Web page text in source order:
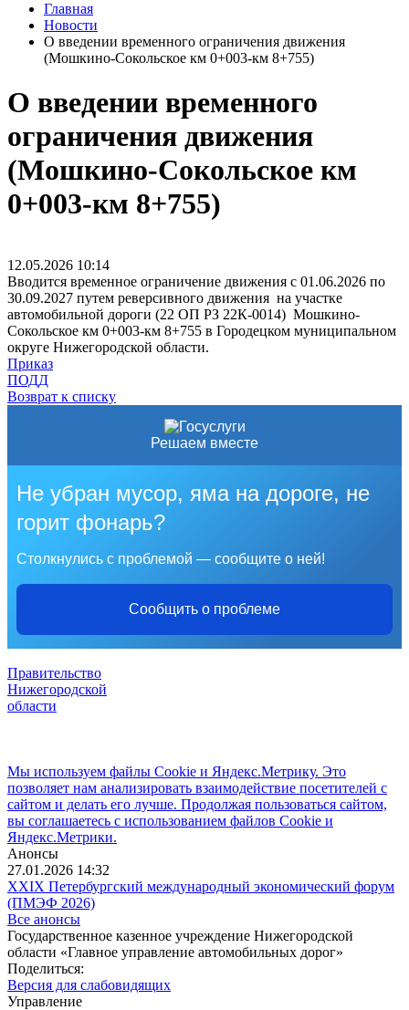
Главная
Новости
О введении временного ограничения движения
(Мошкино-Сокольское км 0+003-км 8+755)
О введении временного
ограничения движения
(Мошкино-Сокольское км
0+003-км 8+755)
12.05.2026 10:14
Вводится временное ограничение движения с 01.06.2026 по
30.09.2027 путем реверсивного движения на участке
автомобильной дороги (22 ОП РЗ 22К-0014) Мошкино-
Сокольское км 0+003-км 8+755 в Городецком муниципальном
округе Нижегородской области.
Приказ
ПОДД
Возврат к списку
Решаем вместе
Не убран мусор, яма на дороге, не
горит фонарь?
Столкнулись с проблемой — сообщите о ней!
Сообщить о проблеме
Правительство
Нижегородской
области
Мы используем файлы Cookie и Яндекс.Метрику. Это
позволяет нам анализировать взаимодействие посетителей с
сайтом и делать его лучше. Продолжая пользоваться сайтом,
вы соглашаетесь с использованием файлов Cookie и
Яндекс.Метрики.
Анонсы
27.01.2026 14:32
XXIX Петербургский международный экономический форум
(ПМЭФ 2026)
Все анонсы
Государственное казенное учреждение Нижегородской
области «Главное управление автомобильных дорог»
Поделиться:
Версия для слабовидящих
Управление